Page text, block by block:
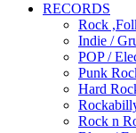
RECORDS
Rock
Indie /
POP /
Punk
Hard
Rock n